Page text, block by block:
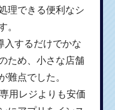
理できる便利なシ
。
入するだけでかな
ため、小さな店舗
難点でした。
用レジよりも安価